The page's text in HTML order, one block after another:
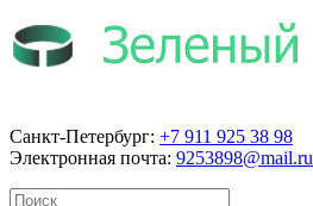
Санкт-Петербург: +7 911 925 38 98
Электронная почта: 9253898@mail.ru